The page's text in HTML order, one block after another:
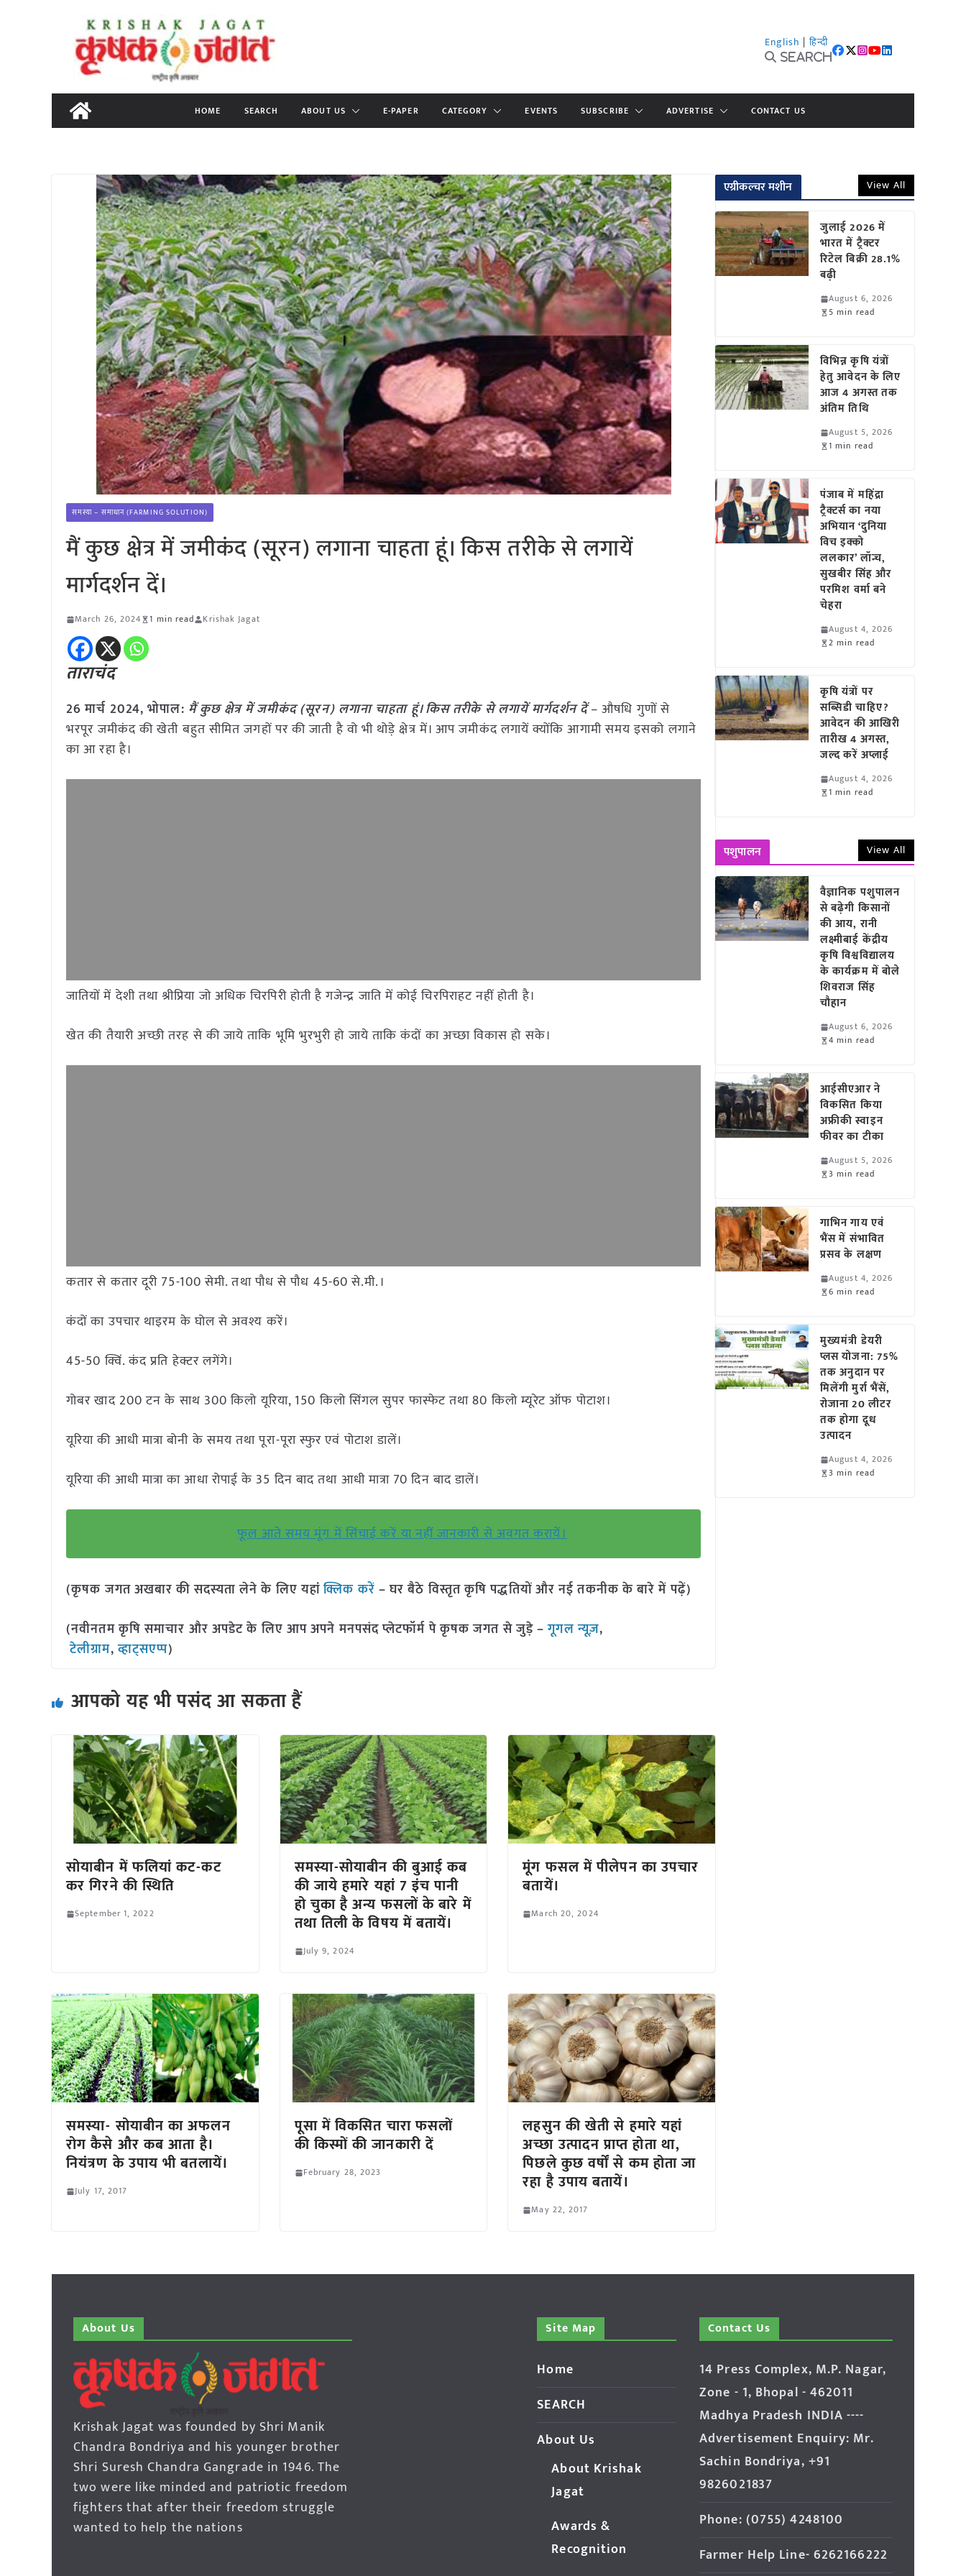
content
English | हिन्दी
Search
HOME SEARCH ABOUT US E-PAPER CATEGORY EVENTS SUBSCRIBE ADVERTISE CONTACT US
समस्या – समाधान (FARMING SOLUTION)
मैं कुछ क्षेत्र में जमीकंद (सूरन) लगाना चाहता हूं। किस तरीके से लगायें
मार्गदर्शन दें।
March 26, 2024 1 min read Krishak Jagat
ताराचंद
26 मार्च 2024, भोपाल: मैं कुछ क्षेत्र में जमीकंद (सूरन) लगाना चाहता हूं। किस तरीके से लगायें मार्गदर्शन दें– औषधि गुणों से
भरपूर जमीकंद की खेती बहुत सीमित जगहों पर की जाती है वो भी थोड़े क्षेत्र में। आप जमीकंद लगायें क्योंकि आगामी समय इसको लगाने
का आ रहा है।
जातियों में देशी तथा श्रीप्रिया जो अधिक चिरपिरी होती है गजेन्द्र जाति में कोई चिरपिराहट नहीं होती है।
खेत की तैयारी अच्छी तरह से की जाये ताकि भूमि भुरभुरी हो जाये ताकि कंदों का अच्छा विकास हो सके।
कतार से कतार दूरी 75-100 सेमी. तथा पौध से पौध 45-60 से.मी.।
कंदों का उपचार थाइरम के घोल से अवश्य करें।
45-50 क्विं. कंद प्रति हेक्टर लगेंगे।
गोबर खाद 200 टन के साथ 300 किलो यूरिया, 150 किलो सिंगल सुपर फास्फेट तथा 80 किलो म्यूरेट ऑफ पोटाश।
यूरिया की आधी मात्रा बोनी के समय तथा पूरा-पूरा स्फुर एवं पोटाश डालें।
यूरिया की आधी मात्रा का आधा रोपाई के 35 दिन बाद तथा आधी मात्रा 70 दिन बाद डालें।
फूल आते समय मूंग में सिंचाई करें या नहीं जानकारी से अवगत करायें।
(कृषक जगत अखबार की सदस्यता लेने के लिए यहांक्लिक करें – घर बैठे विस्तृत कृषि पद्धतियों और नई तकनीक के बारे में पढ़ें)
(नवीनतम कृषि समाचार और अपडेट के लिए आप अपने मनपसंद प्लेटफॉर्म पे कृषक जगत से जुड़े –गूगल न्यूज़,
टेलीग्राम,व्हाट्सएप्प)
आपको यह भी पसंद आ सकता हैं
सोयाबीन में फलियां कट-कट
कर गिरने की स्थिति
September 1, 2022
समस्या-सोयाबीन की बुआई कब
की जाये हमारे यहां 7 इंच पानी
हो चुका है अन्य फसलों के बारे में
तथा तिली के विषय में बतायें।
July 9, 2024
मूंग फसल में पीलेपन का उपचार
बतायें।
March 20, 2024
समस्या- सोयाबीन का अफलन
रोग कैसे और कब आता है।
नियंत्रण के उपाय भी बतलायें।
July 17, 2017
पूसा में विकसित चारा फसलों
की किस्मों की जानकारी दें
February 28, 2023
लहसुन की खेती से हमारे यहां
अच्छा उत्पादन प्राप्त होता था,
पिछले कुछ वर्षों से कम होता जा
रहा है उपाय बतायें।
May 22, 2017
एग्रीकल्चर मशीन View All
जुलाई 2026 में
भारत में ट्रैक्टर
रिटेल बिक्री 28.1%
बढ़ी
August 6, 2026
5 min read
विभिन्न कृषि यंत्रों
हेतु आवेदन के लिए
आज 4 अगस्त तक
अंतिम तिथि
August 5, 2026
1 min read
पंजाब में महिंद्रा
ट्रैक्टर्स का नया
अभियान ‘दुनिया
विच इक्को
ललकार’ लॉन्च,
सुखबीर सिंह और
परमिश वर्मा बने
चेहरा
August 4, 2026
2 min read
कृषि यंत्रों पर
सब्सिडी चाहिए?
आवेदन की आखिरी
तारीख 4 अगस्त,
जल्द करें अप्लाई
August 4, 2026
1 min read
पशुपालन View All
वैज्ञानिक पशुपालन
से बढ़ेगी किसानों
की आय, रानी
लक्ष्मीबाई केंद्रीय
कृषि विश्वविद्यालय
के कार्यक्रम में बोले
शिवराज सिंह
चौहान
August 6, 2026
4 min read
आईसीएआर ने
विकसित किया
अफ्रीकी स्वाइन
फीवर का टीका
August 5, 2026
3 min read
गाभिन गाय एवं
भैंस में संभावित
प्रसव के लक्षण
August 4, 2026
6 min read
मुख्यमंत्री डेयरी
प्लस योजना: 75%
तक अनुदान पर
मिलेंगी मुर्रा भैंसें,
रोजाना 20 लीटर
तक होगा दूध
उत्पादन
August 4, 2026
3 min read
About Us
Krishak Jagat was founded by Shri Manik
Chandra Bondriya and his younger brother
Shri Suresh Chandra Gangrade in 1946. The
two were like minded and patriotic freedom
fighters that after their freedom struggle
wanted to help the nations
Site Map
Home
SEARCH
About Us
About Krishak
Jagat
Awards &
Recognition
Contact Us
14 Press Complex, M.P. Nagar,
Zone - 1, Bhopal - 462011
Madhya Pradesh INDIA ----
Advertisement Enquiry: Mr.
Sachin Bondriya, +91
9826021837
Phone: (0755) 4248100
Farmer Help Line- 6262166222